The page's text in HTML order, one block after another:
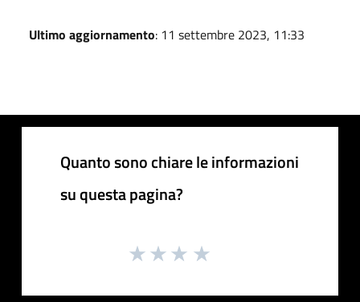
Ultimo aggiornamento: 11 settembre 2023, 11:33
Quanto sono chiare le informazioni
su questa pagina?